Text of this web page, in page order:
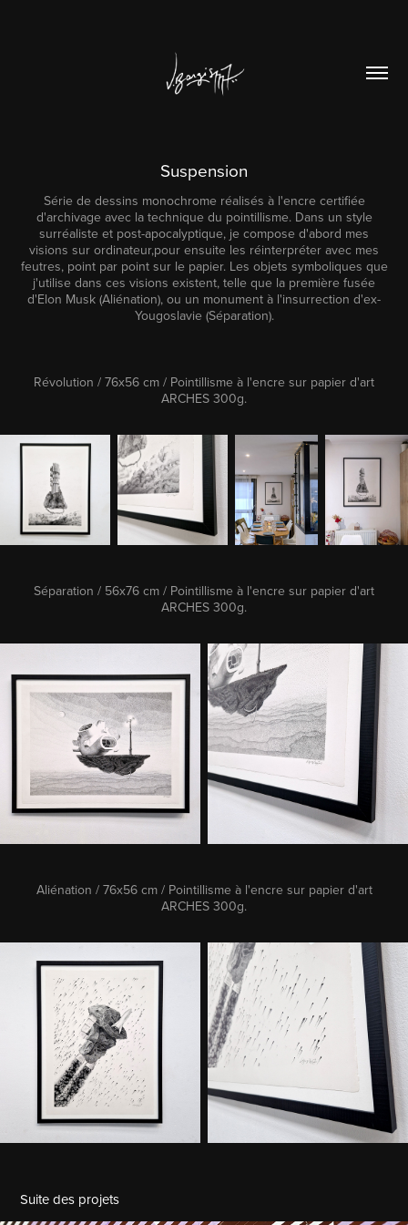
Suspension
Série de dessins monochrome réalisés à l'encre certifiée
d'archivage avec la technique du pointillisme. Dans un style
surréaliste et post-apocalyptique, je compose d'abord mes
visions sur ordinateur,pour ensuite les réinterpréter avec mes
feutres, point par point sur le papier. Les objets symboliques que
j'utilise dans ces visions existent, telle que la première fusée
d'Elon Musk (Aliénation), ou un monument à l'insurrection d'ex-
Yougoslavie (Séparation).
Révolution / 76x56 cm / Pointillisme à l'encre sur papier d'art
ARCHES 300g.
Séparation / 56x76 cm / Pointillisme à l'encre sur papier d'art
ARCHES 300g.
Aliénation / 76x56 cm / Pointillisme à l'encre sur papier d'art
ARCHES 300g.
Suite des projets